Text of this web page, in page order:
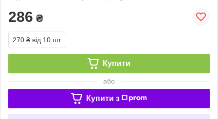
286 ₴
270 ₴ від 10 шт.
Купити
або
Купити з